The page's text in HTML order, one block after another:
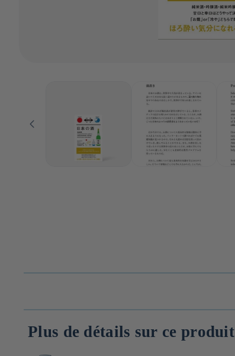
Plus de détails sur ce produit